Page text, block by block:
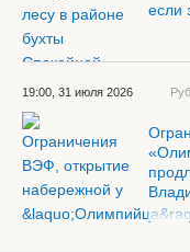
если
19:00, 31 июля 2026